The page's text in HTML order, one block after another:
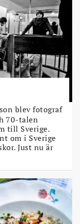
blev fotograf
70-talen
till Sverige.
om i Sverige
Just nu är